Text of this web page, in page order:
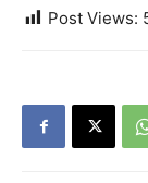
Post Views: